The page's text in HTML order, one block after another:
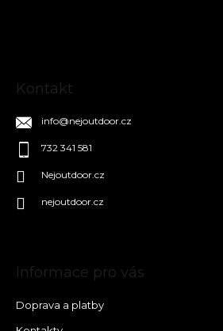
Kontakt
info@nejoutdoor.cz
732 341 581
Nejoutdoor.cz
nejoutdoor.cz
Informace pro vás
Doprava a platby